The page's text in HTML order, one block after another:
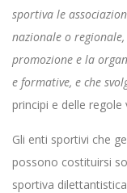
sportiva le
nazionale o
promozione e la
e formative, e che
principi e delle
Gli enti sportivi che
possono costituirsi
sportiva